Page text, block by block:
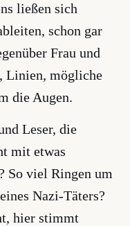
ließen sich
schon gar
Frau und
Linien, mögliche
die Augen.
Leser, die
mit etwas
So viel Ringen um
Nazi-Täters?
hier stimmt